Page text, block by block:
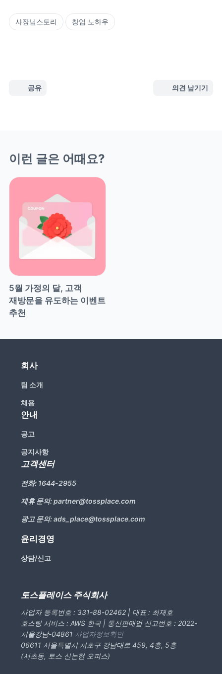
사장님스토리 창업 노하우
공유 의견 남기기
이런 글은 어때요?
5월 가정의 달, 고객
재방문을 유도하는 이벤트
추천
회사
팀 소개
채용
안내
공고
공지사항
고객센터
전화: 1644-2955
제휴 문의:partner@tossplace.com
광고 문의:ads_place@tossplace.com
윤리경영
상담/신고
토스플레이스 주식회사
사업자 등록번호 : 331-88-02462 | 대표 : 최재호
호스팅 서비스 : AWS 한국 | 통신판매업 신고번호 : 2022-
서울강남-04861 사업자정보확인
06611 서울특별시 서초구 강남대로 459, 4층, 5층
(서초동, 토스 신논현 오피스)